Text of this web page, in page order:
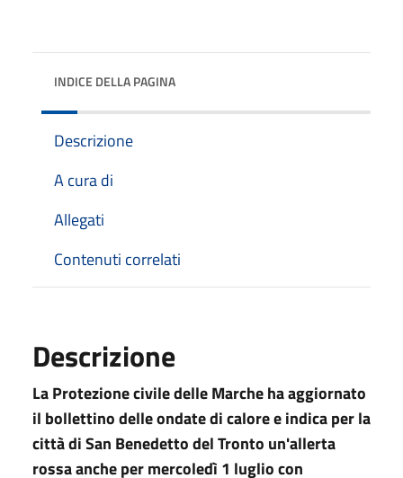
INDICE DELLA PAGINA
Descrizione
A cura di
Allegati
Contenuti correlati
Descrizione
La Protezione civile delle Marche ha aggiornato
il bollettino delle ondate di calore e indica per la
città di San Benedetto del Tronto un'allerta
rossa anche per mercoledì 1 luglio con